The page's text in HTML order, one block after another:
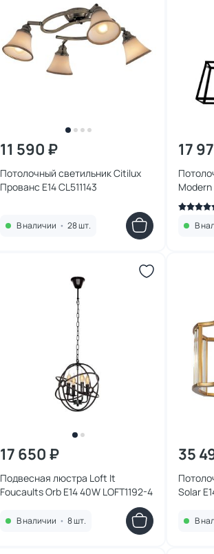
11 590 ₽
Потолочный светильник Citilux
Прованс E14 CL511143
В наличии • 28 шт.
17
В
17 650 ₽
Подвесная люстра Loft It
Foucaults Orb E14 40W LOFT1192-4
В наличии • 8 шт.
35
Solar
В